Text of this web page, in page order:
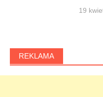
19
REKLAMA